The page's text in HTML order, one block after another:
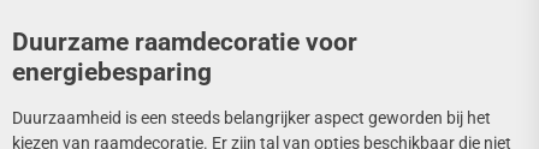
Duurzame raamdecoratie voor
energiebesparing
Duurzaamheid is een steeds belangrijker aspect geworden bij het
kiezen van raamdecoratie. Er zijn tal van opties beschikbaar die niet